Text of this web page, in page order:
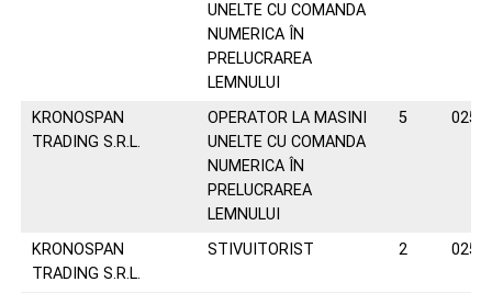
UNELTE CU COMANDA
NUMERICA ÎN
PRELUCRAREA
LEMNULUI
KRONOSPAN
TRADING S.R.L.
OPERATOR LA MASINI
UNELTE CU COMANDA
NUMERICA ÎN
PRELUCRAREA
LEMNULUI
5
KRONOSPAN
TRADING S.R.L.
STIVUITORIST 2